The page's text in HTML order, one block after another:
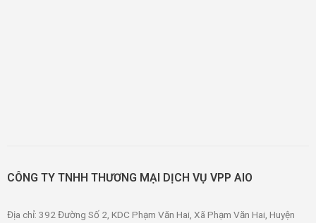
CÔNG TY TNHH THƯƠNG MẠI DỊCH VỤ VPP AIO
Địa chỉ: 392 Đường Số 2, KDC Phạm Văn Hai, Xã Phạm Văn Hai, Huyện